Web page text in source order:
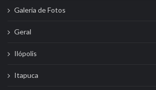
Galeria de Fotos
Geral
Ilópolis
Itapuca